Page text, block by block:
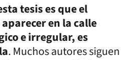
tesis es que el
en la calle
e irregular, es
. Muchos autores siguen